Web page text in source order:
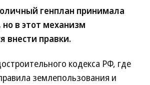
генплан принимала
в этот механизм
внести правки.
кодекса РФ, где
землепользования и